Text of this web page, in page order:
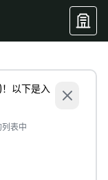
以下是入
表中